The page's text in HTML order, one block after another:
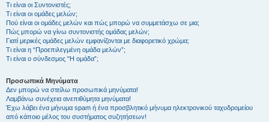
Τι είναι οι Συντονιστές;
Τι είναι οι ομάδες μελών;
Πού είναι οι ομάδες μελών και πώς μπορώ να συμμετάσχω σε μια;
Πώς μπορώ να γίνω συντονιστής ομάδας μελών;
Γιατί μερικές ομάδες μελών εμφανίζονται με διαφορετικό χρώμα;
Τι είναι η “Προεπιλεγμένη ομάδα μελών”;
Τι είναι ο σύνδεσμος "Η ομάδα”;
Προσωπικά Μηνύματα
Δεν μπορώ να στείλω προσωπικά μηνύματα!
Λαμβάνω συνέχεια ανεπιθύμητα μηνύματα!
Έχω λάβει ένα μήνυμα spam ή ένα προσβλητικό μήνυμα ηλεκτρονικού ταχυδρομείου
από κάποιο μέλος του συστήματος συζητήσεων!